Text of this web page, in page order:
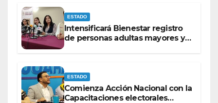
ESTADO
Intensificará Bienestar registro
de personas adultas mayores y
ESTADO
Comienza Acción Nacional con la
Capacitaciones electorales